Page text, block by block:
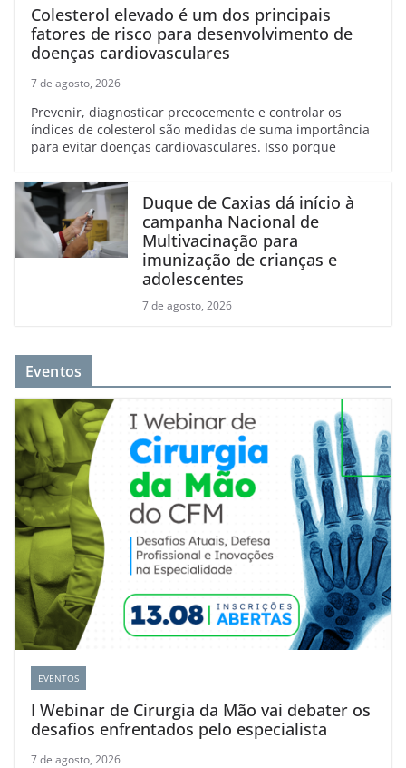
Colesterol elevado é um dos principais
fatores de risco para desenvolvimento de
doenças cardiovasculares
7 de agosto, 2026
Prevenir, diagnosticar precocemente e controlar os
índices de colesterol são medidas de suma importância
para evitar doenças cardiovasculares. Isso porque
Duque de Caxias dá início à
campanha Nacional de
Multivacinação para
imunização de crianças e
adolescentes
7 de agosto, 2026
Eventos
EVENTOS
I Webinar de Cirurgia da Mão vai debater os
desafios enfrentados pelo especialista
7 de agosto, 2026